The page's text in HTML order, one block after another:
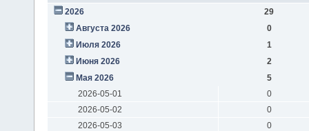
2026
29
Августа 2026
0
Июля 2026
1
Июня 2026
2
Мая 2026
5
2026-05-01
0
2026-05-02
0
2026-05-03
0